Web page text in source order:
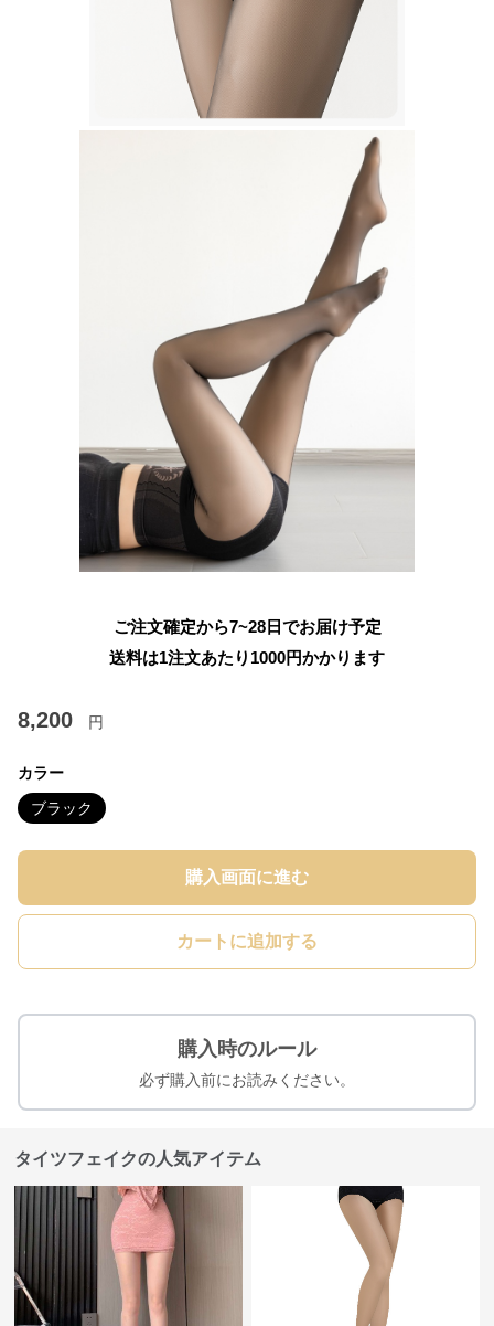
ご注文確定から7~28日でお届け予定
送料は1注文あたり 1000円かかります
8,200 円
カラー
ブラック
購入画面に進む
カートに追加する
購入時のルール
必ず購入前にお読みください。
タイツフェイクの人気アイテム